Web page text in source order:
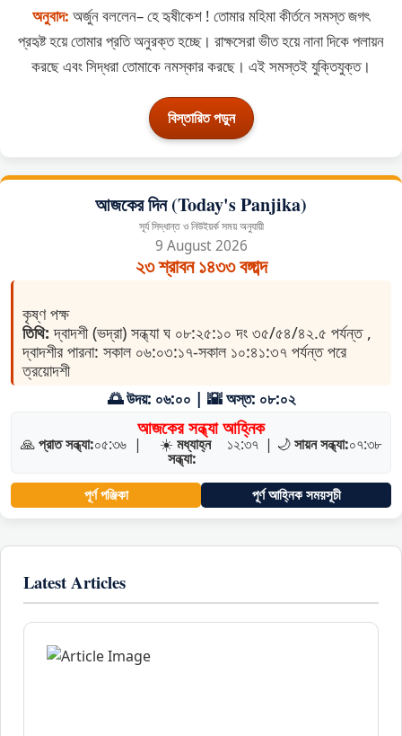
অনুবাদ: অর্জুন বললেন– হে হৃষীকেশ ! তোমার মহিমা কীর্তনে সমস্ত জগৎ
প্রহৃষ্ট হয়ে তোমার প্রতি অনুরক্ত হচ্ছে। রাক্ষসেরা ভীত হয়ে নানা দিকে পলায়ন
করছে এবং সিদ্ধরা তোমাকে নমস্কার করছে। এই সমস্তই যুক্তিযুক্ত।
বিস্তারিত পড়ুন
আজকের দিন (Today's Panjika)
সূর্য সিদ্ধান্ত ও নিউইয়র্ক সময় অনুযায়ী
9 August 2026
২৩ শ্রাবন ১৪৩৩ বঙ্গাব্দ
কৃষ্ণ পক্ষ
তিথি:দ্বাদশী (ভদ্রা) সন্ধ্যা ঘ ০৮:২৫:১০ দং ৩৫/৫৪/৪২.৫ পর্যন্ত ,
দ্বাদশীর পারনা: সকাল ০৬:০৩:১৭-সকাল ১০:৪১:৩৭ পর্যন্ত পরে
ত্রয়োদশী
🌅 উদয়: ০৬:০০ | 🌇 অস্ত: ০৮:০২
আজকের সন্ধ্যা আহ্নিক
🙏প্রাত সন্ধ্যা:০৫:৩৬ | ☀️মধ্যাহ্ন
সন্ধ্যা:
১২:৩৭ | 🌙সায়ন সন্ধ্যা:০৭:৩৮
পূর্ণ পঞ্জিকা পূর্ণ আহ্নিক সময়সূচী
Latest Articles